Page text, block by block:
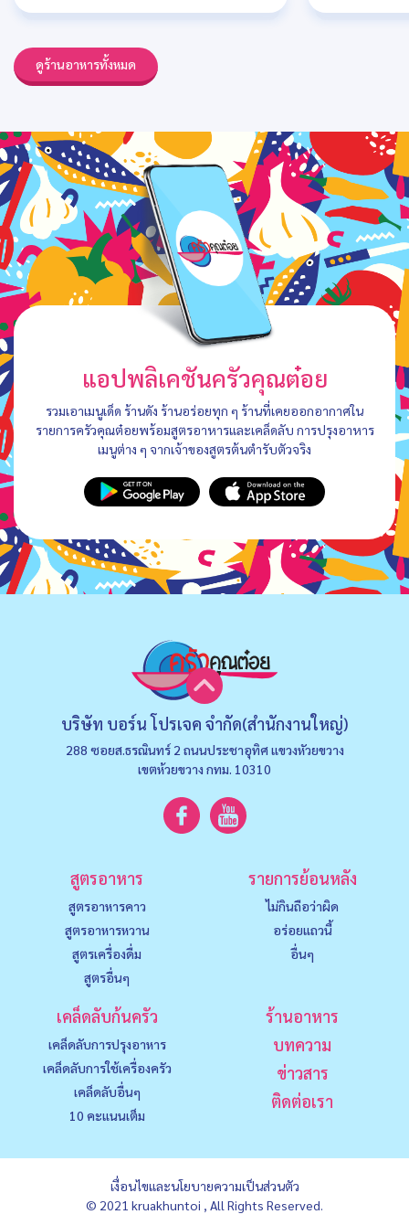
ดูร้านอาหารทั้งหมด
แอปพลิเคชันครัวคุณต๋อย
รวมเอาเมนูเด็ด ร้านดัง ร้านอร่อยทุก ๆ ร้านที่เคยออกอากาศใน
รายการครัวคุณต๋อยพร้อมสูตรอาหารและเคล็ดลับ การปรุงอาหาร
เมนูต่าง ๆ จากเจ้าของสูตรต้นตำรับตัวจริง
บริษัท บอร์น โปรเจค จำกัด(สำนักงานใหญ่)
288 ซอยส.ธรณินทร์ 2 ถนนประชาอุทิศ แขวงหัวยขวาง
เขตห้วยขวาง กทม. 10310
สูตรอาหาร
สูตรอาหารคาว
สูตรอาหารหวาน
สูตรเครื่องดื่ม
สูตรอื่นๆ
รายการย้อนหลัง
ไม่กินถือว่าผิด
อร่อยแถวนี้
อื่นๆ
เคล็ดลับก้นครัว
เคล็ดลับการปรุงอาหาร
เคล็ดลับการใช้เครื่องครัว
เคล็ดลับอื่นๆ
10 คะแนนเต็ม
ร้านอาหาร
บทความ
ข่าวสาร
ติดต่อเรา
เงื่อนไขและนโยบายความเป็นส่วนตัว
© 2021 kruakhuntoi , All Rights Reserved.